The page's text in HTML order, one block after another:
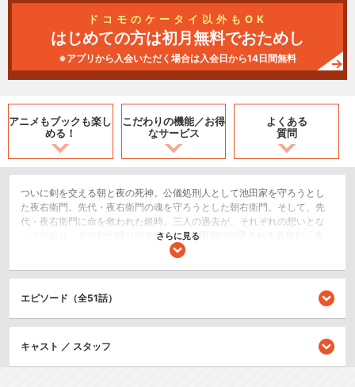
ドコモのケータイ以外もOK
はじめての方は初月無料でおためし
※アプリから入会いただく場合は入会日から14日間無料
アニメもブックも楽し
める！
こだわりの機能／お得
なサービス
よくある
質問
ついに剣を交える朝と夜の死神。公儀処刑人として池田家を守ろうとし
た夜右衛門。先代・夜右衛門の魂を守ろうとした朝右衛門。そして、先
代・夜右衛門に命を救われた銀時。三人の過去が、それぞれの想いとな
って交わり、その剣が繰り出される…。池田家に伝承される必殺剣「魂
（きも）あらい」の真髄をとくと見よ！死神篇、堂々決着！
コメディ/ギャグ
ドラマ/青春
アクション/バトル
さらに見る
エピソード（全51話）
キャスト ／ スタッフ